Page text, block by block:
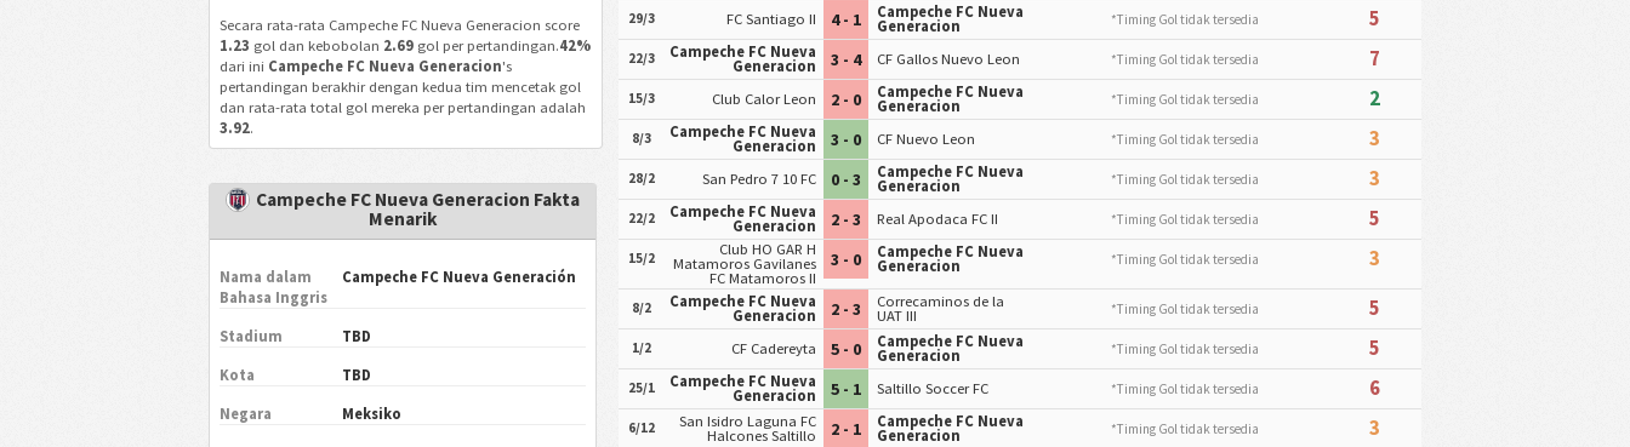
Secara rata-rata Campeche FC Nueva Generacion score
1.23 gol dan kebobolan 2.69gol per pertandingan.42%
dari ini Campeche FC Nueva Generacion's
pertandingan berakhir dengan kedua tim mencetak gol
dan rata-rata total gol mereka per pertandingan adalah
3.92.
Campeche FC Nueva Generacion Fakta
Menarik
Nama dalam
Bahasa Inggris
Campeche FC Nueva Generación
Stadium TBD
Kota TBD
Negara Meksiko
29/3 FC Santiago II 4 - 1
Campeche FC Nueva
Generacion
*Timing Gol tidak tersedia 5
22/3
Campeche FC Nueva
Generacion
3 - 4 CF Gallos Nuevo Leon *Timing Gol tidak tersedia 7
15/3 Club Calor Leon 2 - 0
Campeche FC Nueva
Generacion
*Timing Gol tidak tersedia 2
8/3
Campeche FC Nueva
Generacion
3 - 0 CF Nuevo Leon *Timing Gol tidak tersedia 3
28/2 San Pedro 7 10 FC 0 - 3
Campeche FC Nueva
Generacion
*Timing Gol tidak tersedia 3
22/2
Campeche FC Nueva
Generacion
2 - 3 Real Apodaca FC II *Timing Gol tidak tersedia 5
15/2
Club HO GAR H
Matamoros Gavilanes
FC Matamoros II
3 - 0
Campeche FC Nueva
Generacion
*Timing Gol tidak tersedia 3
8/2
Campeche FC Nueva
Generacion
2 - 3
Correcaminos de la
UAT III
*Timing Gol tidak tersedia 5
1/2 CF Cadereyta 5 - 0
Campeche FC Nueva
Generacion
*Timing Gol tidak tersedia 5
25/1
Campeche FC Nueva
Generacion
5 - 1 Saltillo Soccer FC *Timing Gol tidak tersedia 6
6/12
San Isidro Laguna FC
Halcones Saltillo
2 - 1
Campeche FC Nueva
Generacion
*Timing Gol tidak tersedia 3